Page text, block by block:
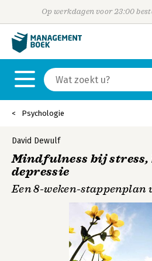
Op werkdagen voor 23:00
Psychologie
David Dewulf
Mindfulness bij
depressie
Een 8-weken-